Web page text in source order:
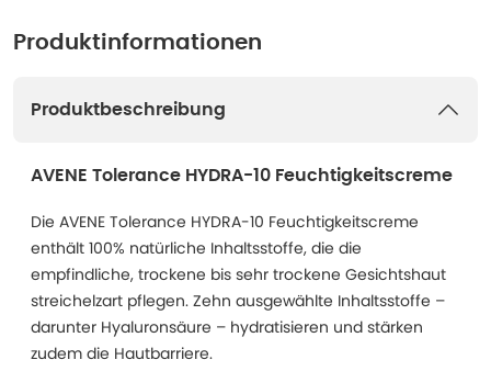
Produktinformationen
Produktbeschreibung
AVENE Tolerance HYDRA-10 Feuchtigkeitscreme
Die AVENE Tolerance HYDRA-10 Feuchtigkeitscreme
enthält 100% natürliche Inhaltsstoffe, die die
empfindliche, trockene bis sehr trockene Gesichtshaut
streichelzart pflegen. Zehn ausgewählte Inhaltsstoffe –
darunter Hyaluronsäure – hydratisieren und stärken
zudem die Hautbarriere.